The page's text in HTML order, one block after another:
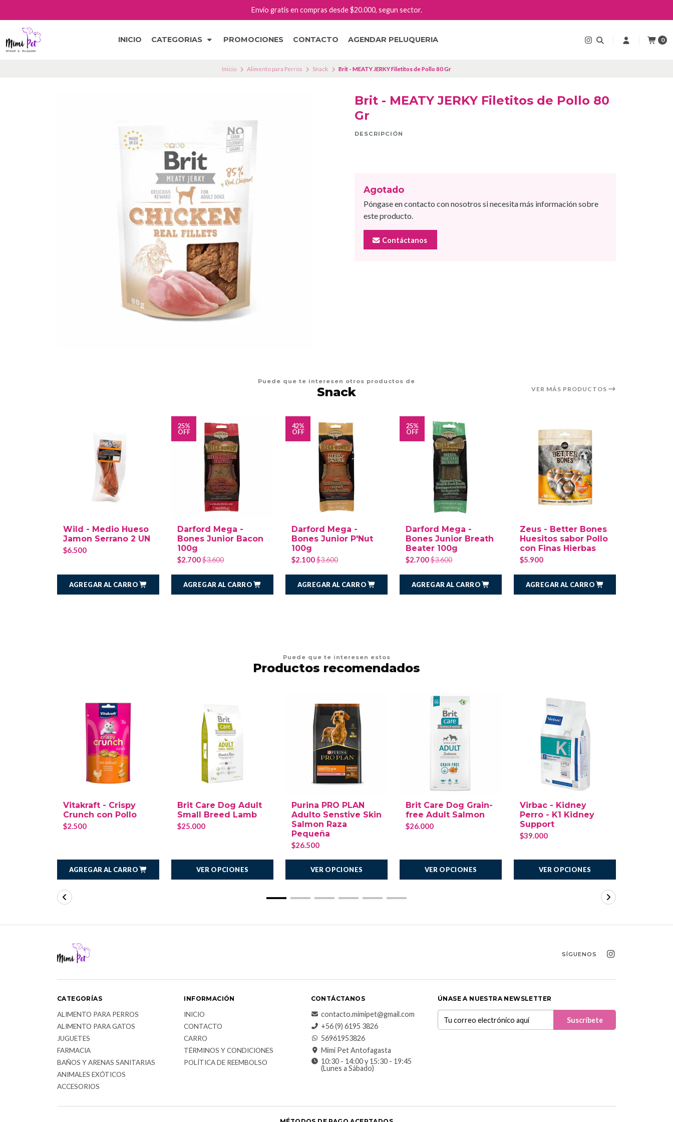
INICIO CATEGORIAS PROMOCIONES CONTACTO AGENDAR PELUQUERIA 0
Envío gratis en compras desde $20.000, segun sector.
Inicio Alimento para Perros Snack Brit - MEATY JERKY Filetitos de Pollo 80 Gr
Brit - MEATY JERKY Filetitos de Pollo 80
Gr
DESCRIPCIÓN
Agotado
Póngase en contacto con nosotros si necesita más información sobre
este producto.
Contáctanos
Puede que te interesen otros productos de
Snack VER MÁS PRODUCTOS
Wild - Medio Hueso
Jamon Serrano 2 UN
$6.500
AGREGAR AL CARRO
25%
OFF
Darford Mega -
Bones Junior Bacon
100g
$2.700$3.600
AGREGAR AL CARRO
42%
OFF
Darford Mega -
Bones Junior P'Nut
100g
$2.100$3.600
AGREGAR AL CARRO
25%
OFF
Darford Mega -
Bones Junior Breath
Beater 100g
$2.700$3.600
AGREGAR AL CARRO
Zeus - Better Bones
Huesitos sabor Pollo
con Finas Hierbas
$5.900
AGREGAR AL CARRO
Puede que te interesen estos
Productos recomendados
Vitakraft - Crispy
Crunch con Pollo
$2.500
AGREGAR AL CARRO
Brit Care Dog Adult
Small Breed Lamb
$25.000
VER OPCIONES
Purina PRO PLAN
Adulto Senstive Skin
Salmon Raza
Pequeña
$26.500
VER OPCIONES
Brit Care Dog Grain-
free Adult Salmon
$26.000
VER OPCIONES
Virbac - Kidney
Perro - K1 Kidney
Support
$39.000
VER OPCIONES
SÍGUENOS
CATEGORÍAS
ALIMENTO PARA PERROS
ALIMENTO PARA GATOS
JUGUETES
FARMACIA
BAÑOS Y ARENAS SANITARIAS
ANIMALES EXÓTICOS
ACCESORIOS
INFORMACIÓN
INICIO
CONTACTO
CARRO
TÉRMINOS Y CONDICIONES
POLÍTICA DE REEMBOLSO
CONTÁCTANOS
contacto.mimipet@gmail.com
+56 (9) 6195 3826
56961953826
Mimi Pet Antofagasta
10:30 - 14:00 y 15:30 - 19:45
(Lunes a Sábado)
ÚNASE A NUESTRA NEWSLETTER